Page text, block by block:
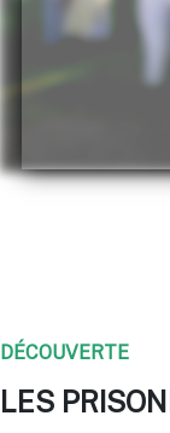
DÉCOUVERTE
LES